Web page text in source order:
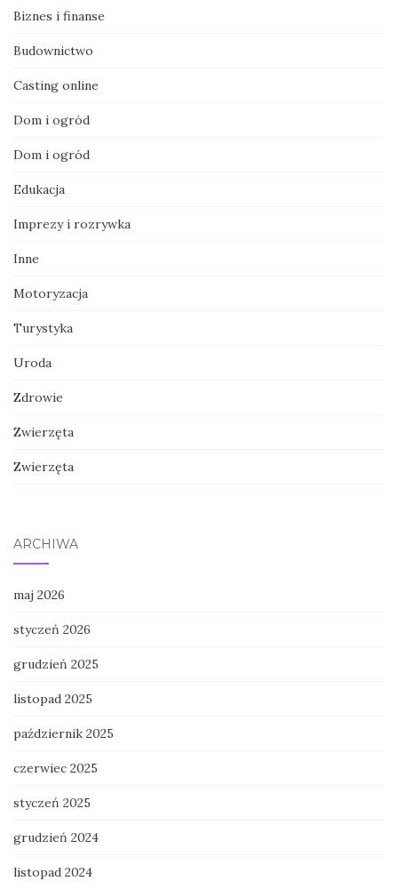
Biznes i finanse
Budownictwo
Casting online
Dom i ogród
Dom i ogród
Edukacja
Imprezy i rozrywka
Inne
Motoryzacja
Turystyka
Uroda
Zdrowie
Zwierzęta
Zwierzęta
ARCHIWA
maj 2026
styczeń 2026
grudzień 2025
listopad 2025
październik 2025
czerwiec 2025
styczeń 2025
grudzień 2024
listopad 2024